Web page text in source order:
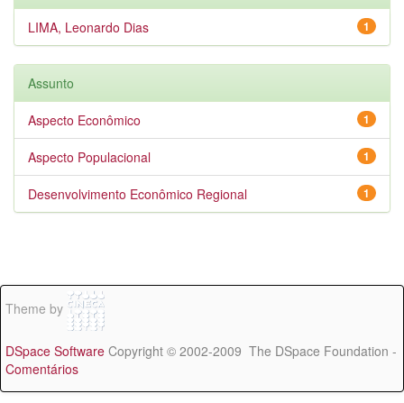
1
LIMA, Leonardo Dias
Assunto
1
Aspecto Econômico
1
Aspecto Populacional
1
Desenvolvimento Econômico Regional
Theme by
DSpace Software Copyright © 2002-2009 The DSpace Foundation -
Comentários